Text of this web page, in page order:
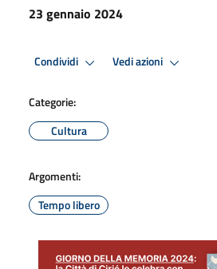
23 gennaio 2024
Condividi Vedi azioni
Categorie:
Cultura
Argomenti:
Tempo libero